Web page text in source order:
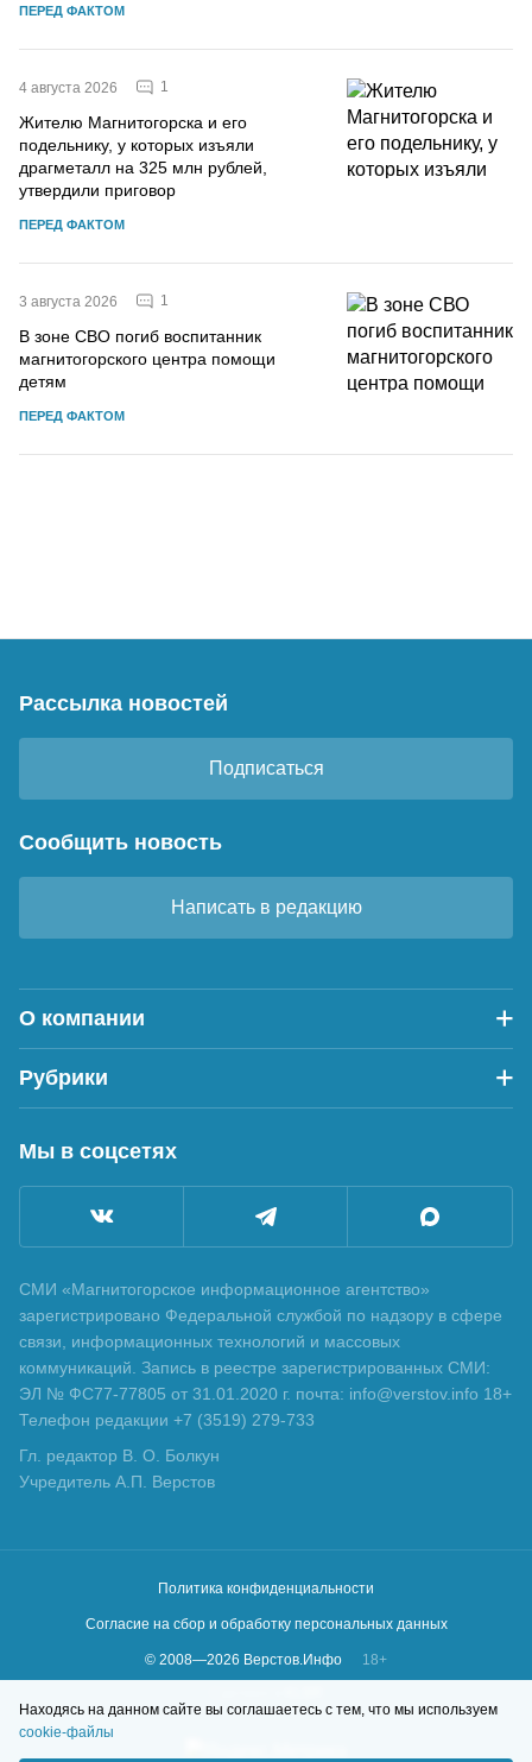
ПЕРЕД ФАКТОМ
4 августа 2026 1
Жителю Магнитогорска и его
подельнику, у которых изъяли
драгметалл на 325 млн рублей,
утвердили приговор
ПЕРЕД ФАКТОМ
3 августа 2026 1
В зоне СВО погиб воспитанник
магнитогорского центра помощи
детям
ПЕРЕД ФАКТОМ
Рассылка новостей
Подписаться
Сообщить новость
Написать в редакцию
О компании
Рубрики
Мы в соцсетях
СМИ «Магнитогорское информационное агентство»
зарегистрировано Федеральной службой по надзору в сфере
связи, информационных технологий и массовых
коммуникаций. Запись в реестре зарегистрированных СМИ:
ЭЛ № ФС77-77805 от 31.01.2020 г. почта: info@verstov.info 18+
Телефон редакции +7 (3519) 279-733
Гл. редактор В. О. Болкун
Учредитель А.П. Верстов
Политика конфиденциальности
Согласие на сбор и обработку персональных данных
© 2008—2026 Верстов.Инфо
18+
Находясь на данном сайте вы соглашаетесь с тем, что мы используем
cookie-файлы